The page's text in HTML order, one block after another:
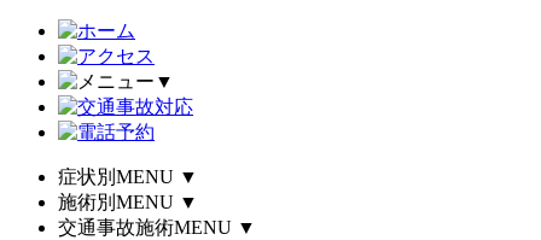
▼
症状別MENU ▼
施術別MENU ▼
交通事故施術MENU ▼